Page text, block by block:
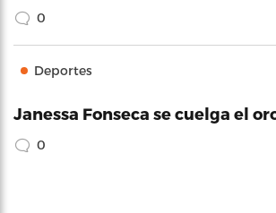
0
Deportes
Janessa Fonseca se cuelga el
0